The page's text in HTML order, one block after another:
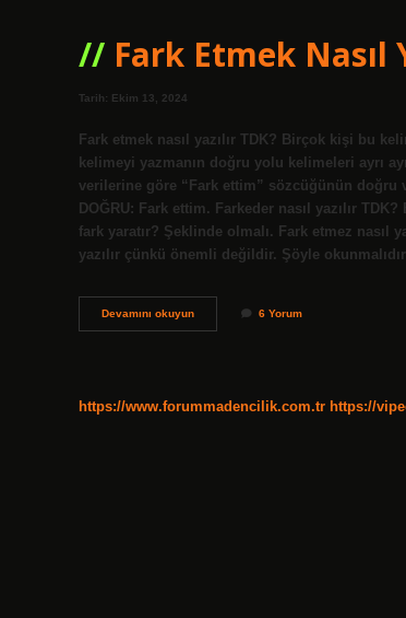
Fark Etmek Nasıl
Tarih: Ekim 13, 2024
Fark etmek nasıl yazılır TDK? Birçok kişi bu
kelimeyi yazmanın doğru yolu kelimeleri ayrı
verilerine göre “Fark ettim” sözcüğünün doğru
DOĞRU: Fark ettim. Farkeder nasıl yazılır
fark yaratır? Şeklinde olmalı. Fark etmez nasıl
yazılır çünkü önemli değildir. Şöyle
Devamını okuyunFark
Etmek
6 Yorum
https://www.forummadencilik.com.tr https://